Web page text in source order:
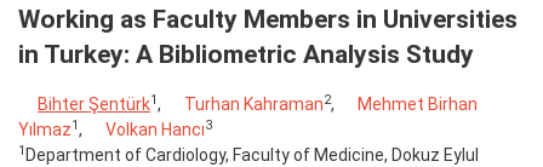
Working as Faculty Members in Universities
in Turkey: A Bibliometric Analysis Study
Bihter Şentürk1, Turhan Kahraman2,
Mehmet Birhan
Yılmaz1, Volkan Hancı3
1 Department of Cardiology, Faculty of Medicine, Dokuz Eylul